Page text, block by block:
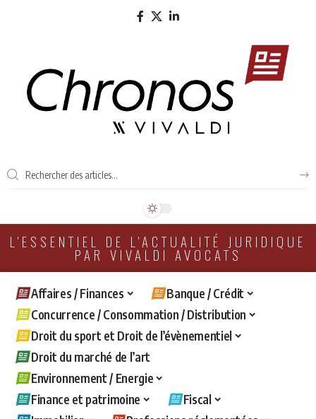
L'ESSENTIEL DE L'ACTUALITÉ JURIDIQUE
PAR VIVALDI AVOCATS
Affaires / Finances
Banque / Crédit
Concurrence / Consommation / Distribution
Droit du sport et Droit de l’évènementiel
Droit du marché de l’art
Environnement / Energie
Finance et patrimoine
Fiscal